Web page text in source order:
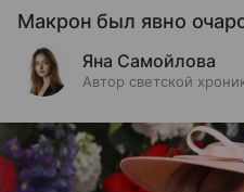
Макрон был явно
Яна Самойлова
Автор светской